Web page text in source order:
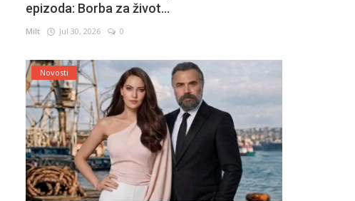
epizoda: Borba za život...
Milt Jul 30, 2026 0
Novosti